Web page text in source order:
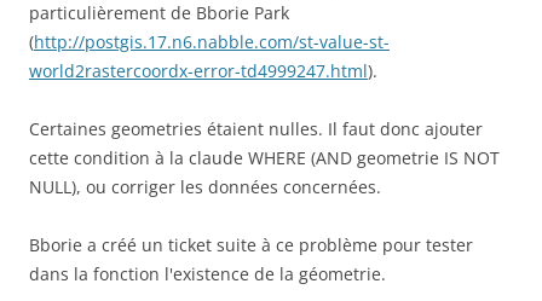
particulièrement de Bborie Park
(http://postgis.17.n6.nabble.com/st-value-st-
world2rastercoordx-error-td4999247.html).
Certaines geometries étaient nulles. Il faut donc ajouter
cette condition à la claude WHERE (AND geometrie IS NOT
NULL), ou corriger les données concernées.
Bborie a créé un ticket suite à ce problème pour tester
dans la fonction l'existence de la géometrie.